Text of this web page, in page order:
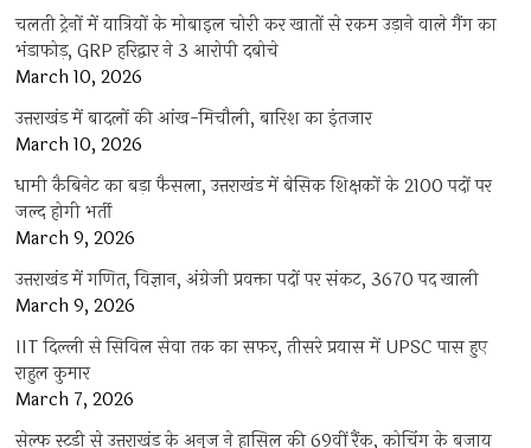
चलती ट्रेनों में यात्रियों के मोबाइल चोरी कर खातों से रकम उड़ाने वाले गैंग का
भंडाफोड़, GRP हरिद्वार ने 3 आरोपी दबोचे
March 10, 2026
उत्तराखंड में बादलों की आंख-मिचौली, बारिश का इंतजार
March 10, 2026
धामी कैबिनेट का बड़ा फैसला, उत्तराखंड में बेसिक शिक्षकों के 2100 पदों पर
जल्द होगी भर्ती
March 9, 2026
उत्तराखंड में गणित, विज्ञान, अंग्रेजी प्रवक्ता पदों पर संकट, 3670 पद खाली
March 9, 2026
IIT दिल्ली से सिविल सेवा तक का सफर, तीसरे प्रयास में UPSC पास हुए
राहुल कुमार
March 7, 2026
सेल्फ स्टडी से उत्तराखंड के अनुज ने हासिल की 69वीं रैंक, कोचिंग के बजाय